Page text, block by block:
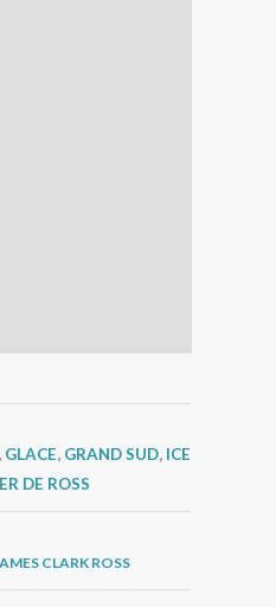
, GLACE, GRAND SUD, ICE
DE ROSS
CLARK ROSS